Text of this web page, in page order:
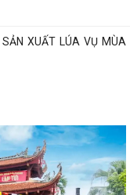
XUẤT LÚA VỤ MÙA
và mưa lũ sau bão
tịch Ủy ban nhân dân